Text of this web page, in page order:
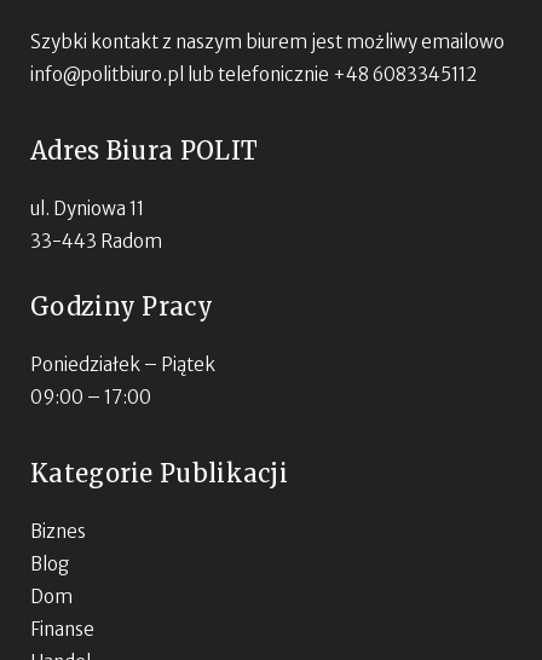
Szybki kontakt z naszym biurem jest możliwy emailowo
info@politbiuro.pl
lub telefonicznie +48 6083345112
Adres Biura POLIT
ul. Dyniowa 11
33-443 Radom
Godziny Pracy
Poniedziałek – Piątek
09:00 – 17:00
Kategorie Publikacji
Biznes
Blog
Dom
Finanse